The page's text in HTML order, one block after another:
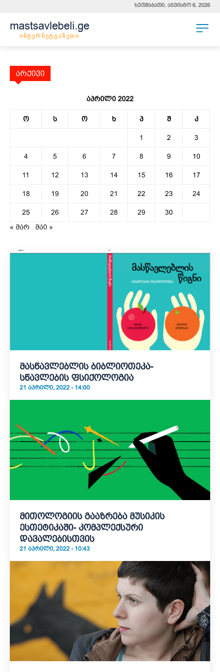
ხუთშაბათი, აგვისტო 6, 2026
mastsavlebeli.ge
ინტერნეტგაზეთი
არქივი
აპრილი 2022
ო ს ო ხ პ შ კ
1 2 3
4 5 6 7 8 9 10
11 12 13 14 15 16 17
18 19 20 21 22 23 24
25 26 27 28 29
30
« მარ
მაი »
მასწავლებლის ბიბლიოთეკა-
სწავლების ფსიქოლოგია
21 ᲐᲞᲠᲘᲚᲘ, 2022 - 14:00
მითოლოგიის გააზრება მუსიკის
ესთეტიკაში- კომპლექსური
დავალებისთვის
21 ᲐᲞᲠᲘᲚᲘ, 2022 - 10:43